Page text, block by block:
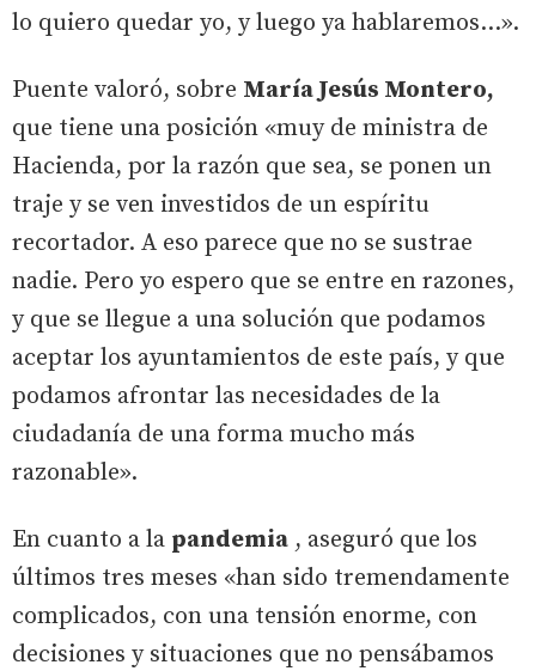
lo quiero quedar yo, y luego ya hablaremos...».
Puente valoró, sobre María Jesús Montero,
que tiene una posición «muy de ministra de
Hacienda, por la razón que sea, se ponen un
traje y se ven investidos de un espíritu
recortador. A eso parece que no se sustrae
nadie. Pero yo espero que se entre en razones,
y que se llegue a una solución que podamos
aceptar los ayuntamientos de este país, y que
podamos afrontar las necesidades de la
ciudadanía de una forma mucho más
razonable».
En cuanto a la pandemia , aseguró que los
últimos tres meses «han sido tremendamente
complicados, con una tensión enorme, con
decisiones y situaciones que no pensábamos